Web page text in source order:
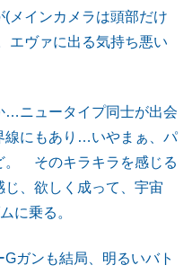
メインカメラは頭部だけ
エヴァに出る気持ち悪い
…ニュータイプ同士が出会
にもあり…いやまぁ、パ
。 そのキラキラを感じる
、欲しく成って、宇宙
に乗る。
ガンも結局、明るいバト